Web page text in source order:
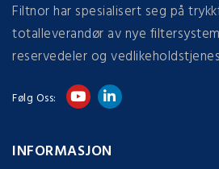
Filtnor har spesialisert seg på
totalleverandør av nye
reservedeler og
Følg Oss:
INFORMASJON